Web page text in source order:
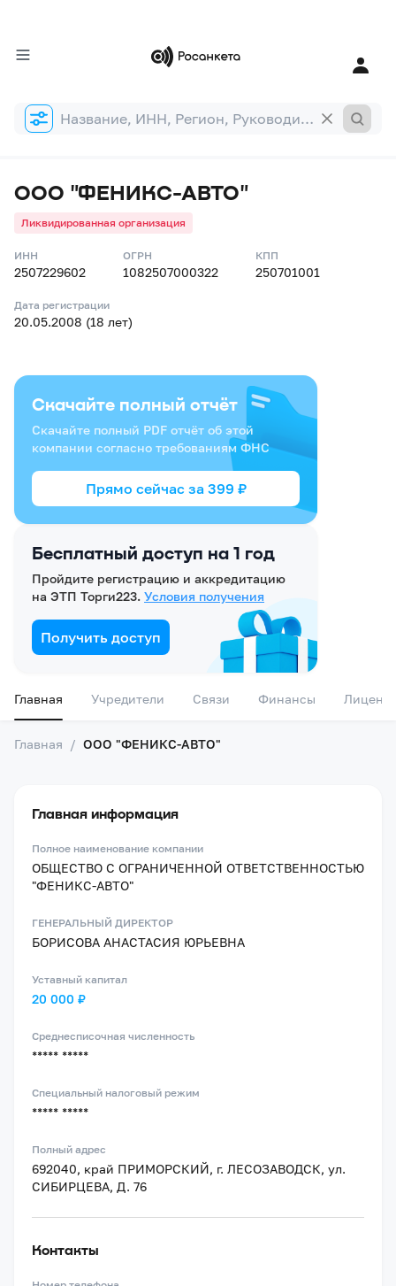
Форма
поиска
ООО "ФЕНИКС-АВТО"
Ликвидированная организация
ИНН
2507229602
ОГРН
1082507000322
КПП
250701001
Дата регистрации
20.05.2008 (18 лет)
Бесплатный доступ на 1 год
Пройдите регистрацию и аккредитацию
на ЭТП Торги223. Условия получения
Получить доступ
Скачайте полный отчёт
Скачайте полный PDF отчёт об этой
компании согласно требованиям ФНС
Прямо сейчас за 399 ₽
Главная Учредители Связи Финансы
Главная / ООО "ФЕНИКС-АВТО"
Главная информация
Полное наименование компании
ОБЩЕСТВО С ОГРАНИЧЕННОЙ ОТВЕТСТВЕННОСТЬЮ
"ФЕНИКС-АВТО"
ГЕНЕРАЛЬНЫЙ ДИРЕКТОР
БОРИСОВА АНАСТАСИЯ ЮРЬЕВНА
Уставный капитал
20 000 ₽
Среднесписочная численность
***** *****
Специальный налоговый режим
***** *****
Полный адрес
692040, край ПРИМОРСКИЙ, г. ЛЕСОЗАВОДСК, ул.
СИБИРЦЕВА, Д. 76
Контакты